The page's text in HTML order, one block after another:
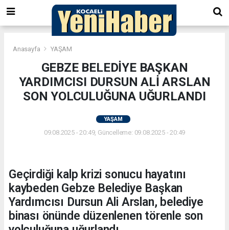
Anasayfa YAŞAM
GEBZE BELEDİYE BAŞKAN
YARDIMCISI DURSUN ALİ ARSLAN
SON YOLCULUĞUNA UĞURLANDI
YAŞAM
09.08.2025 - 20:49, Güncelleme: 09.08.2025 - 20:49
Geçirdiği kalp krizi sonucu hayatını
kaybeden Gebze Belediye Başkan
Yardımcısı Dursun Ali Arslan, belediye
binası önünde düzenlenen törenle son